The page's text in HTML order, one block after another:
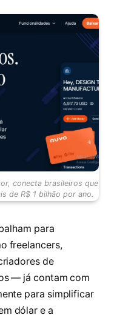
conecta brasileiros que
de R$ 1 bilhão por ano.
para
freelancers,
de
— já contam com
para simplificar
dólar e a